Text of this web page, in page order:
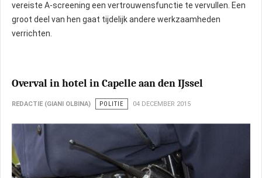
vereiste A-screening een vertrouwensfunctie te vervullen. Een
groot deel van hen gaat tijdelijk andere werkzaamheden
verrichten.
Overval in hotel in Capelle aan den IJssel
REDACTIE (GIANI OLBINA) POLITIE 04 DECEMBER 2015